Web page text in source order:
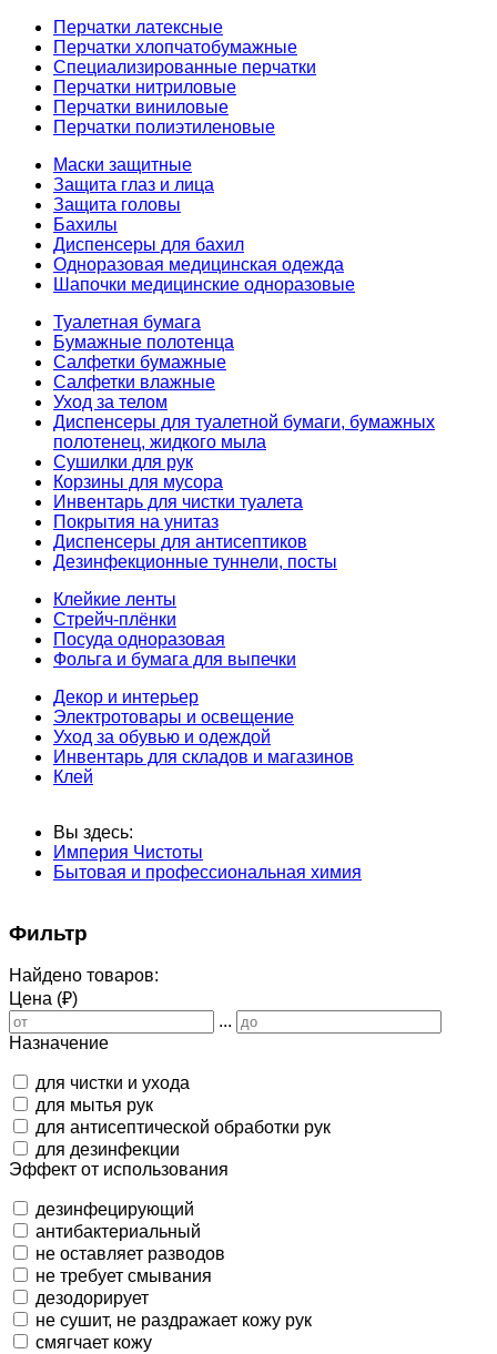
Перчатки латексные
Перчатки хлопчатобумажные
Специализированные перчатки
Перчатки нитриловые
Перчатки виниловые
Перчатки полиэтиленовые
Маски защитные
Защита глаз и лица
Защита головы
Бахилы
Диспенсеры для бахил
Одноразовая медицинская одежда
Шапочки медицинские одноразовые
Туалетная бумага
Бумажные полотенца
Салфетки бумажные
Салфетки влажные
Уход за телом
Диспенсеры для туалетной бумаги, бумажных
полотенец, жидкого мыла
Сушилки для рук
Корзины для мусора
Инвентарь для чистки туалета
Покрытия на унитаз
Диспенсеры для антисептиков
Дезинфекционные туннели, посты
Клейкие ленты
Стрейч-плёнки
Посуда одноразовая
Фольга и бумага для выпечки
Декор и интерьер
Электротовары и освещение
Уход за обувью и одеждой
Инвентарь для складов и магазинов
Клей
Вы здесь:
Империя Чистоты
Бытовая и профессиональная химия
Фильтр
Найдено товаров:
Цена (₽)
...
Назначение
для чистки и ухода
для мытья рук
для антисептической обработки рук
для дезинфекции
Эффект от использования
дезинфецирующий
антибактериальный
не оставляет разводов
не требует смывания
дезодорирует
не сушит, не раздражает кожу рук
смягчает кожу